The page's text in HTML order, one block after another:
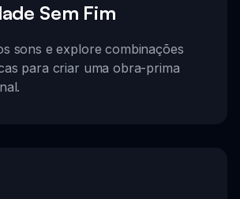
Sem Fim
sons e explore combinações
para criar uma obra-prima